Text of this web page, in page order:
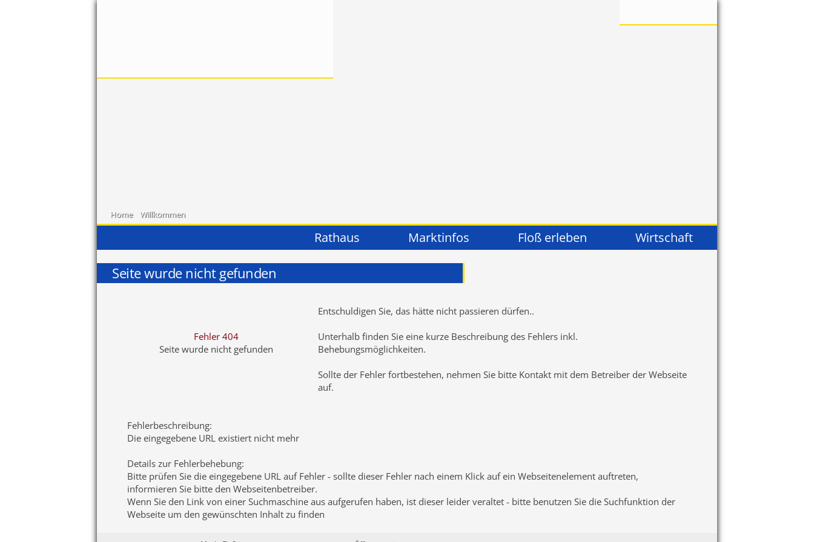
Home Willkommen
Rathaus Marktinfos Floß erleben Wirtschaft
Seite wurde nicht gefunden
Fehler 404
Seite wurde nicht gefunden
Entschuldigen Sie, das hätte nicht passieren dürfen..
Unterhalb finden Sie eine kurze Beschreibung des Fehlers inkl.
Behebungsmöglichkeiten.
Sollte der Fehler fortbestehen, nehmen Sie bitte Kontakt mit dem Betreiber der Webseite
auf.
Fehlerbeschreibung:
Die eingegebene URL existiert nicht mehr
Details zur Fehlerbehebung:
Bitte prüfen Sie die eingegebene URL auf Fehler - sollte dieser Fehler nach einem Klick auf ein Webseitenelement auftreten,
informieren Sie bitte den Webseitenbetreiber.
Wenn Sie den Link von einer Suchmaschine aus aufgerufen haben, ist dieser leider veraltet - bitte benutzen Sie die Suchfunktion der
Webseite um den gewünschten Inhalt zu finden